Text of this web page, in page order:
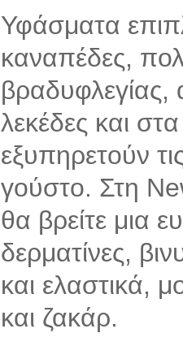
Υφάσματα
καναπέδες,
βραδυφλεγίας,
λεκέδες και
εξυπηρετούν
γούστο. Στη
θα βρείτε μια
δερματίνες,
και ελαστικά,
και ζακάρ.